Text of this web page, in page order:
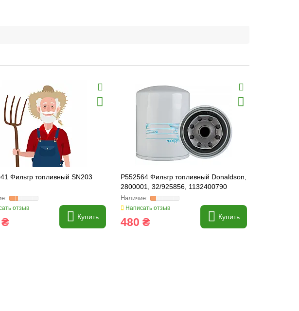
Фильтр топливный SN203
отзыв
₴ Купить
P552564 Фильтр топливный Donaldson,
2800001, 32/925856, 1132400790
Написать отзыв
480 ₴ Купить